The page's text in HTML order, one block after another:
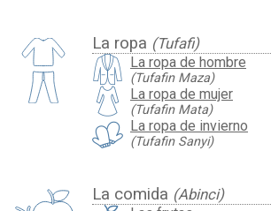
La ropa (Tufafi)
La ropa de hombre
(Tufafin Maza)
La ropa de mujer
(Tufafin Mata)
La ropa de invierno
(Tufafin Sanyi)
La comida (Abinci)